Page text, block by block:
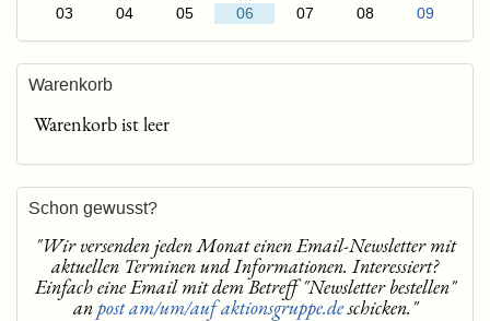
03 04 05 06 07 08 09
Warenkorb
Warenkorb ist leer
Schon gewusst?
"Wir versenden jeden Monat einen Email-Newsletter mit
aktuellen Terminen und Informationen. Interessiert?
Einfach eine Email mit dem Betreff "Newsletter bestellen"
anpost am/um/auf aktionsgruppe.deschicken."